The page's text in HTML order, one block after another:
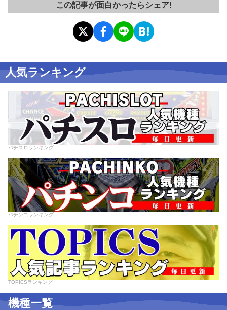
この記事が面白かったらシェア!
人気ランキング
パチスロランキング
パチンコランキング
TOPICSランキング
機種一覧